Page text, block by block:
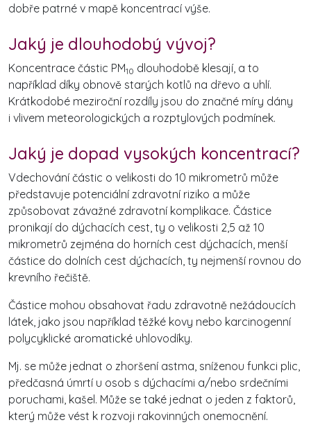
dobře patrné v mapě koncentrací výše.
Jaký je dlouhodobý vývoj?
Koncentrace částic PM10 dlouhodobě klesají, a to
například díky obnově starých kotlů na dřevo a uhlí.
Krátkodobé meziroční rozdíly jsou do značné míry dány
i vlivem meteorologických a rozptylových podmínek.
Jaký je dopad vysokých koncentrací?
Vdechování částic o velikosti do 10 mikrometrů může
představuje potenciální zdravotní riziko a může
způsobovat závažné zdravotní komplikace. Částice
pronikají do dýchacích cest, ty o velikosti 2,5 až 10
mikrometrů zejména do horních cest dýchacích, menší
částice do dolních cest dýchacích, ty nejmenší rovnou do
krevního řečiště.
Částice mohou obsahovat řadu zdravotně nežádoucích
látek, jako jsou například těžké kovy nebo karcinogenní
polycyklické aromatické uhlovodíky.
Mj. se může jednat o zhoršení astma, sníženou funkci plic,
předčasná úmrtí u osob s dýchacími a/nebo srdečními
poruchami, kašel. Může se také jednat o jeden z faktorů,
který může vést k rozvoji rakovinných onemocnění.